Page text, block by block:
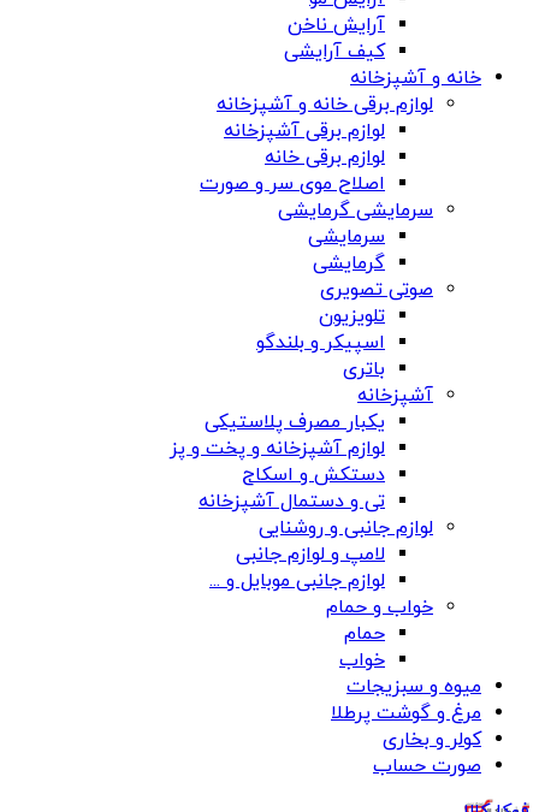
آرایش ناخن
کیف آرایشی
خانه و آشپزخانه
لوازم برقی خانه و آشپزخانه
لوازم برقی آشپزخانه
لوازم برقی خانه
اصلاح موی سر و صورت
سرمایشی گرمایشی
سرمایشی
گرمایشی
صوتی تصویری
تلویزیون
اسپیکر و بلندگو
باتری
آشپزخانه
یکبار مصرف پلاستیکی
لوازم آشپزخانه و پخت و پز
دستکش و اسکاج
تی و دستمال آشپزخانه
لوازم جانبی و روشنایی
لامپ و لوازم جانبی
لوازم جانبی موبایل و ...
خواب و حمام
حمام
خواب
میوه و سبزیجات
مرغ و گوشت پرطلا
کولر و بخاری
صورت حساب